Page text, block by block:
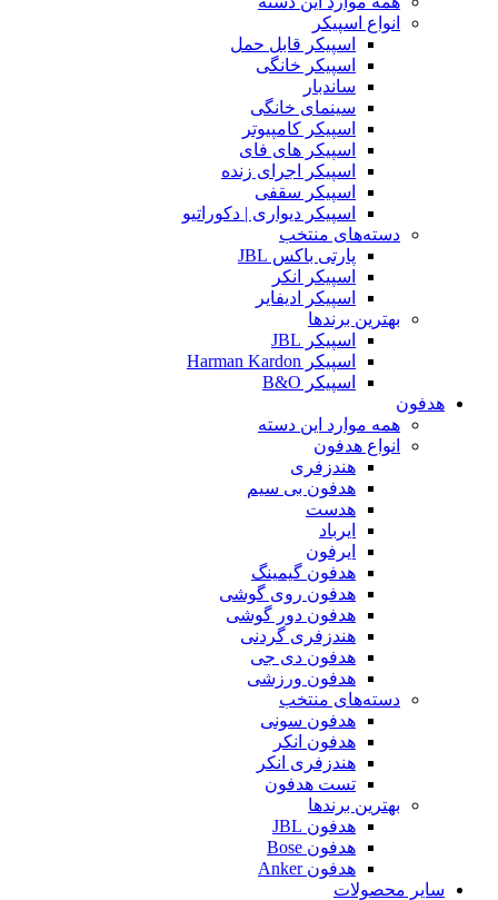
انواع اسپیکر
اسپیکر قابل حمل
اسپیکر خانگی
ساندبار
سینمای خانگی
اسپیکر کامپیوتر
اسپیکر های فای
اسپیکر اجرای زنده
اسپیکر سقفی
اسپیکر دیواری | دکوراتیو
دسته‌های منتخب
پارتی باکس JBL
اسپیکر انکر
اسپیکر ادیفایر
بهترین برندها
اسپیکر JBL
اسپیکر Harman Kardon
اسپیکر B&O
هدفون
همه موارد این دسته
انواع هدفون
هندزفری
هدفون بی سیم
هدست
ایرباد
ایرفون
هدفون گیمینگ
هدفون روی گوشی
هدفون دور گوشی
هندزفری گردنی
هدفون دی جی
هدفون ورزشی
دسته‌های منتخب
هدفون سونی
هدفون انکر
هندزفری انکر
تست هدفون
بهترین برندها
هدفون JBL
هدفون Bose
هدفون Anker
سایر محصولات